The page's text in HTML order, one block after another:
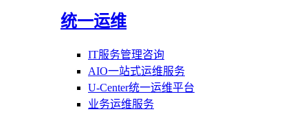
统一运维
IT服务管理咨询
AIO一站式运维服务
U-Center统一运维平台
业务运维服务